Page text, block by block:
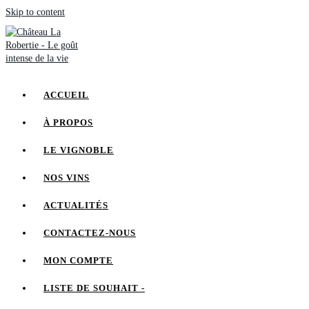
Skip to content
ACCUEIL
À PROPOS
LE VIGNOBLE
NOS VINS
ACTUALITÉS
CONTACTEZ-NOUS
MON COMPTE
LISTE DE SOUHAIT -